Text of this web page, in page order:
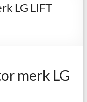
LG LIFT
merk LG